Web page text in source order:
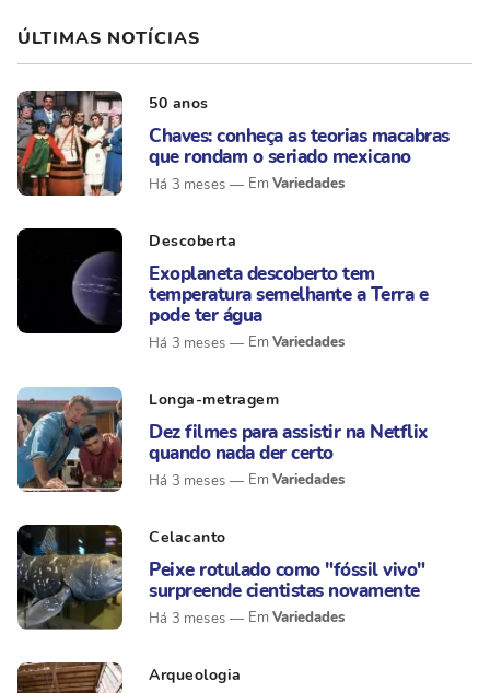
ÚLTIMAS NOTÍCIAS
50 anos
Chaves: conheça as teorias macabras
que rondam o seriado mexicano
Há 3 meses Variedades
Descoberta
Exoplaneta descoberto tem
temperatura semelhante a Terra e
pode ter água
Há 3 meses Variedades
Longa-metragem
Dez filmes para assistir na Netflix
quando nada der certo
Há 3 meses Variedades
Celacanto
Peixe rotulado como "fóssil vivo"
surpreende cientistas novamente
Há 3 meses Variedades
Arqueologia